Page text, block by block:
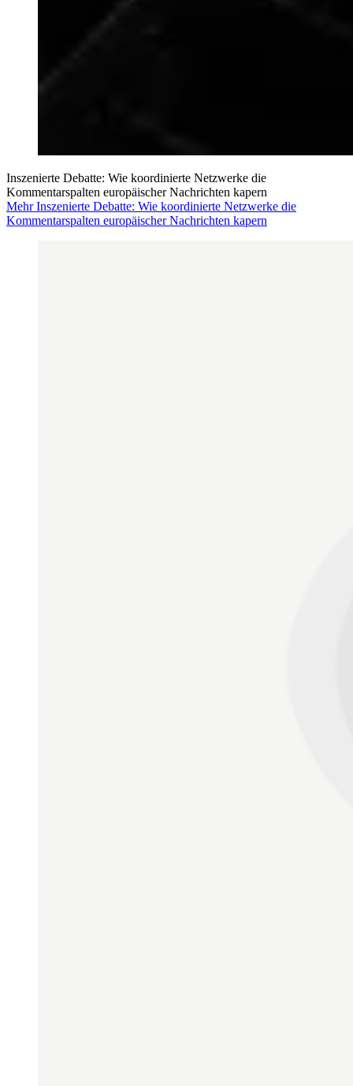
Inszenierte Debatte: Wie koordinierte Netzwerke die
Kommentarspalten europäischer Nachrichten kapern
Mehr Inszenierte Debatte: Wie koordinierte Netzwerke die
Kommentarspalten europäischer Nachrichten kapern